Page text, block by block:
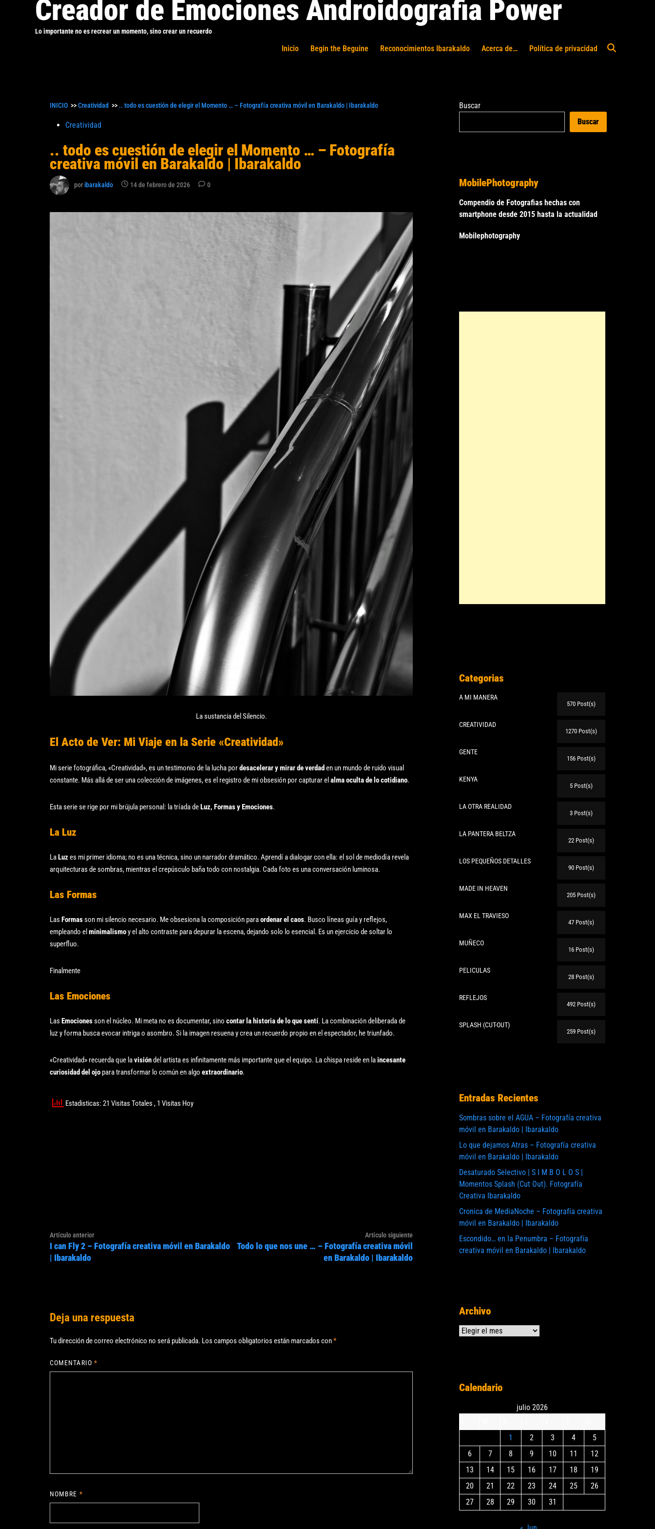
Creador de Emociones Androidografia Power
Lo importante no es recrear un momento, sino crear un recuerdo
Inicio Begin the Beguine Reconocimientos Ibarakaldo Acerca de… Política de privacidad
Abrir
INICIO >>Creatividad >> .. todo es cuestión de elegir el Momento … – Fotografía creativa móvil en Barakaldo | Ibarakaldo
Publicado
Creatividad
.. todo es cuestión de elegir el Momento … – Fotografía
creativa móvil en Barakaldo | Ibarakaldo
poribarakaldo 14 de febrero de 2026 0
La sustancia del Silencio.
El Acto de Ver: Mi Viaje en la Serie «Creatividad»
Mi serie fotográfica, «Creatividad», es un testimonio de la lucha pordesacelerar y mirar de verdad en un mundo de ruido visual
constante. Más allá de ser una colección de imágenes, es el registro de mi obsesión por capturar el alma oculta de lo cotidiano.
Esta serie se rige por mi brújula personal: la tríada deLuz, Formas y Emociones.
La Luz
LaLuzes mi primer idioma; no es una técnica, sino un narrador dramático. Aprendí a dialogar con ella: el sol de mediodía revela
arquitecturas de sombras, mientras el crepúsculo baña todo con nostalgia. Cada foto es una conversación luminosa.
Las Formas
Las Formasson mi silencio necesario. Me obsesiona la composición paraordenar el caos. Busco líneas guía y reflejos,
empleando el minimalismoy el alto contraste para depurar la escena, dejando solo lo esencial. Es un ejercicio de soltar lo
superfluo.
Finalmente
Las Emociones
Las Emocionesson el núcleo. Mi meta no es documentar, sino contar la historia de lo que sentí. La combinación deliberada de
luz y forma busca evocar intriga o asombro. Si la imagen resuena y crea un recuerdo propio en el espectador, he triunfado.
«Creatividad» recuerda que lavisióndel artista es infinitamente más importante que el equipo. La chispa reside en laincesante
curiosidad del ojo para transformar lo común en algo extraordinario.
Estadisticas: 21 Visitas Totales , 1 Visitas Hoy
Navegación
de
entradas
Artículo anteriorArtículo
anterior:
I can Fly 2 – Fotografía creativa móvil en Barakaldo
| Ibarakaldo
Artículo siguienteArtículo
Todo lo que nos une … – Fotografía creativa móvil
en Barakaldo | Ibarakaldo
Deja una respuesta
Tu dirección de correo electrónico no será publicada. Los campos obligatorios están marcados con*
COMENTARIO *
NOMBRE *
Buscar
Buscar
MobilePhotography
Compendio de Fotografias hechas con
smartphone desde 2015 hasta la actualidad
Mobilephotography
Categorias
A MI MANERA
570 Post(s)
CREATIVIDAD
1270 Post(s)
GENTE
156 Post(s)
KENYA
5 Post(s)
LA OTRA REALIDAD
3 Post(s)
LA PANTERA BELTZA
22 Post(s)
LOS PEQUEÑOS DETALLES
90 Post(s)
MADE IN HEAVEN
205 Post(s)
MAX EL TRAVIESO
47 Post(s)
MUÑECO
16 Post(s)
PELICULAS
28 Post(s)
REFLEJOS
492 Post(s)
SPLASH (CUT-OUT)
259 Post(s)
Entradas Recientes
Sombras sobre el AGUA – Fotografía creativa
móvil en Barakaldo | Ibarakaldo
Lo que dejamos Atras – Fotografía creativa
móvil en Barakaldo | Ibarakaldo
Desaturado Selectivo | S I M B O L O S |
Momentos Splash (Cut Out). Fotografía
Creativa Ibarakaldo
Cronica de MediaNoche – Fotografía creativa
móvil en Barakaldo | Ibarakaldo
Escondido… en la Penumbra – Fotografía
creativa móvil en Barakaldo | Ibarakaldo
Archivo
Archivos
Calendario
julio 2026
1
2 3 4
5
6
7 8 9 10 11
12
13
14 15 16 17 18
19
20
21 22 23 24 25
26
27
28 29 30 31